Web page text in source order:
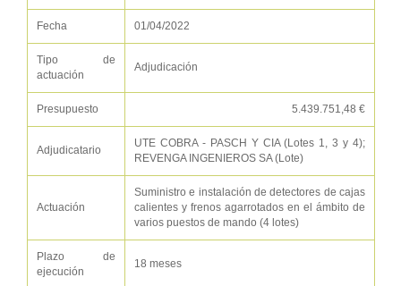
Fecha 01/04/2022
Tipo de
actuación
Adjudicación
Presupuesto 5.439.751,48 €
Adjudicatario
UTE COBRA - PASCH Y CIA (Lotes 1, 3 y 4);
REVENGA INGENIEROS SA (Lote)
Actuación
Suministro e instalación de detectores de cajas
calientes y frenos agarrotados en el ámbito de
varios puestos de mando (4 lotes)
Plazo de
ejecución
18 meses